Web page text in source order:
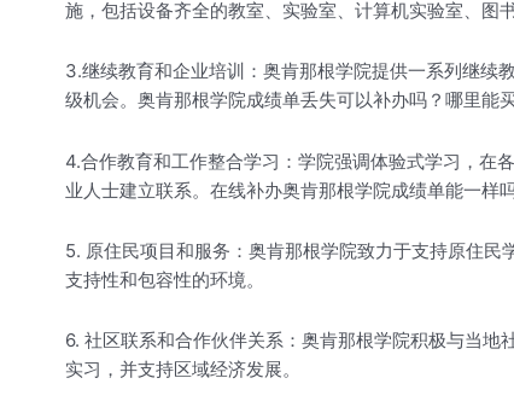
施，包括设备齐全的教室、实验室、计算机实验室、图
3.继续教育和企业培训：奥肯那根学院提供一系列继续
级机会。奥肯那根学院成绩单丢失可以补办吗？哪里能
4.合作教育和工作整合学习：学院强调体验式学习，在
业人士建立联系。在线补办奥肯那根学院成绩单能一样
5. 原住民项目和服务：奥肯那根学院致力于支持原住
支持性和包容性的环境。
6. 社区联系和合作伙伴关系：奥肯那根学院积极与当
实习，并支持区域经济发展。